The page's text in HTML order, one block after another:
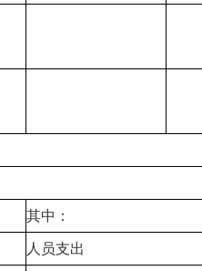
其中：
人员支出